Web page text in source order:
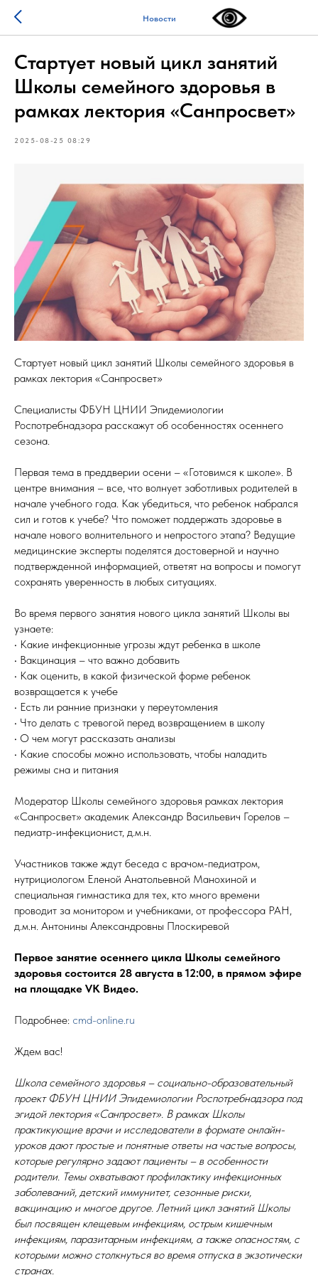
Новости
Стартует новый цикл занятий
Школы семейного здоровья в
рамках лектория «Санпросвет»
2025-08-25 08:29
Стартует новый цикл занятий Школы семейного здоровья в
рамках лектория «Санпросвет»
Специалисты ФБУН ЦНИИ Эпидемиологии
Роспотребнадзора расскажут об особенностях осеннего
сезона.
Первая тема в преддверии осени – «Готовимся к школе». В
центре внимания – все, что волнует заботливых родителей в
начале учебного года. Как убедиться, что ребенок набрался
сил и готов к учебе? Что поможет поддержать здоровье в
начале нового волнительного и непростого этапа? Ведущие
медицинские эксперты поделятся достоверной и научно
подтвержденной информацией, ответят на вопросы и помогут
сохранять уверенность в любых ситуациях.
Во время первого занятия нового цикла занятий Школы вы
узнаете:
• Какие инфекционные угрозы ждут ребенка в школе
• Вакцинация – что важно добавить
• Как оценить, в какой физической форме ребенок
возвращается к учебе
• Есть ли ранние признаки у переутомления
• Что делать с тревогой перед возвращением в школу
• О чем могут рассказать анализы
• Какие способы можно использовать, чтобы наладить
режимы сна и питания
Модератор Школы семейного здоровья рамках лектория
«Санпросвет» академик Александр Васильевич Горелов –
педиатр-инфекционист, д.м.н.
Участников также ждут беседа с врачом-педиатром,
нутрициологом Еленой Анатольевной Манохиной и
специальная гимнастика для тех, кто много времени
проводит за монитором и учебниками, от профессора РАН,
д.м.н. Антонины Александровны Плоскиревой
Первое занятие осеннего цикла Школы семейного
здоровья состоится 28 августа в 12:00, в прямом эфире
на площадке VК Видео.
Подробнее: cmd-online.ru
Ждем вас!
Школа семейного здоровья – социально-образовательный
проект ФБУН ЦНИИ Эпидемиологии Роспотребнадзора под
эгидой лектория «Санпросвет». В рамках Школы
практикующие врачи и исследователи в формате онлайн-
уроков дают простые и понятные ответы на частые вопросы,
которые регулярно задают пациенты – в особенности
родители. Темы охватывают профилактику инфекционных
заболеваний, детский иммунитет, сезонные риски,
вакцинацию и многое другое. Летний цикл занятий Школы
был посвящен клещевым инфекциям, острым кишечным
инфекциям, паразитарным инфекциям, а также опасностям, с
которыми можно столкнуться во время отпуска в экзотически
странах.